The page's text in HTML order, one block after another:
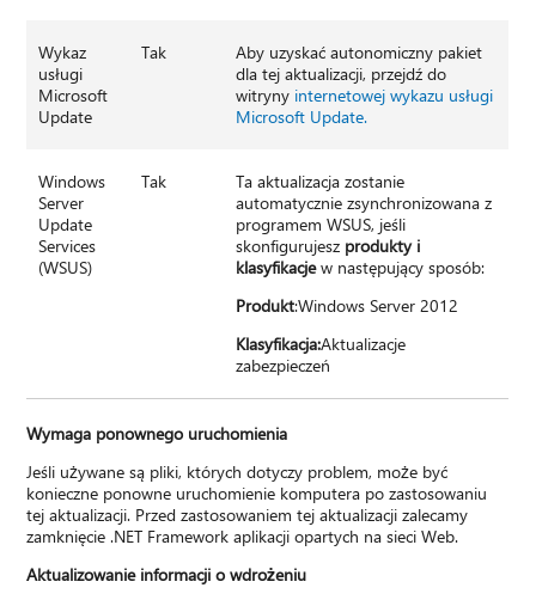
Wykaz
usługi
Microsoft
Update
Tak
Aby uzyskać autonomiczny pakiet
dla tej aktualizacji, przejdź do
witryny internetowej wykazu usługi
Microsoft Update.
Windows
Server
Update
Services
(WSUS)
Tak
Ta aktualizacja zostanie
automatycznie zsynchronizowana z
programem WSUS, jeśli
skonfigurujesz produkty i
klasyfikacjew następujący sposób:
Produkt:Windows Server 2012
Klasyfikacja:Aktualizacje
zabezpieczeń
Wymaga ponownego uruchomienia
Jeśli używane są pliki, których dotyczy problem, może być
konieczne ponowne uruchomienie komputera po zastosowaniu
tej aktualizacji. Przed zastosowaniem tej aktualizacji zalecamy
zamknięcie .NET Framework aplikacji opartych na sieci Web.
Aktualizowanie informacji o wdrożeniu